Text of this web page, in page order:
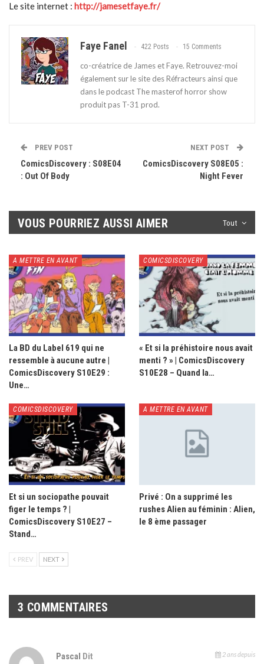
Le site internet : http://jamesetfaye.fr/
Faye Fanel 422 Posts 15 Comments
co-créatrice de James et Faye. Retrouvez-moi
également sur le site des Réfracteurs ainsi que
dans le podcast The masterof horror show
produit pas T-31 prod.
PREV POST
ComicsDiscovery : S08E04
: Out Of Body
NEXT POST
ComicsDiscovery S08E05 :
Night Fever
Tout
VOUS POURRIEZ AUSSI AIMER
A METTRE EN AVANT
La BD du Label 619 qui ne
ressemble à aucune autre |
ComicsDiscovery S10E29 :
Une…
COMICSDISCOVERY
« Et si la préhistoire nous avait
menti ? » | ComicsDiscovery
S10E28 – Quand la…
COMICSDISCOVERY
Et si un sociopathe pouvait
figer le temps ? |
ComicsDiscovery S10E27 –
Stand…
A METTRE EN AVANT
Privé : On a supprimé les
rushes Alien au féminin : Alien,
le 8 ème passager
PREV NEXT
3 COMMENTAIRES
Pascal Dit 2 ans depuis